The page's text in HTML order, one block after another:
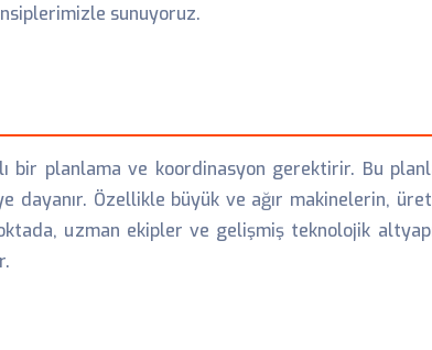
sunuyoruz.
bir planlama ve koordinasyon gerektirir. Bu
Özellikle büyük ve ağır makinelerin,
uzman ekipler ve gelişmiş teknolojik